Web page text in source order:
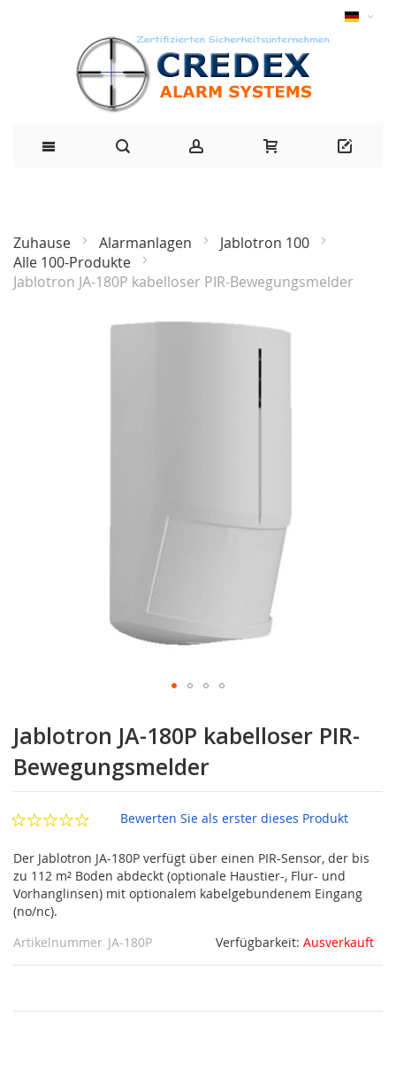
Zuhause Alarmanlagen
Jablotron 100
Alle 100-Produkte
Jablotron JA-180P kabelloser PIR-Bewegungsmelder
Anfang
der
Bildgalerie
springen
Jablotron JA-180P kabelloser PIR-
Bewegungsmelder
Bewerten Sie als erster dieses Produkt
Der Jablotron JA-180P verfügt über einen PIR-Sensor, der bis
zu 112 m² Boden abdeckt (optionale Haustier-, Flur- und
Vorhanglinsen) mit optionalem kabelgebundenem Eingang
(no/nc).
Verfügbarkeit: Ausverkauft
Artikelnummer JA-180P